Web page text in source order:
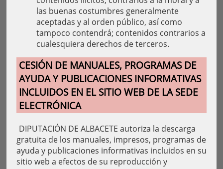
las buenas costumbres generalmente
aceptadas y al orden público, así como
tampoco contendrá; contenidos contrarios a
cualesquiera derechos de terceros.
CESIÓN DE MANUALES, PROGRAMAS DE
AYUDA Y PUBLICACIONES INFORMATIVAS
INCLUIDOS EN EL SITIO WEB DE LA SEDE
ELECTRÓNICA
DIPUTACIÓN DE ALBACETE autoriza la descarga
gratuita de los manuales, impresos, programas de
ayuda y publicaciones informativas incluidos en su
sitio web a efectos de su reproducción y